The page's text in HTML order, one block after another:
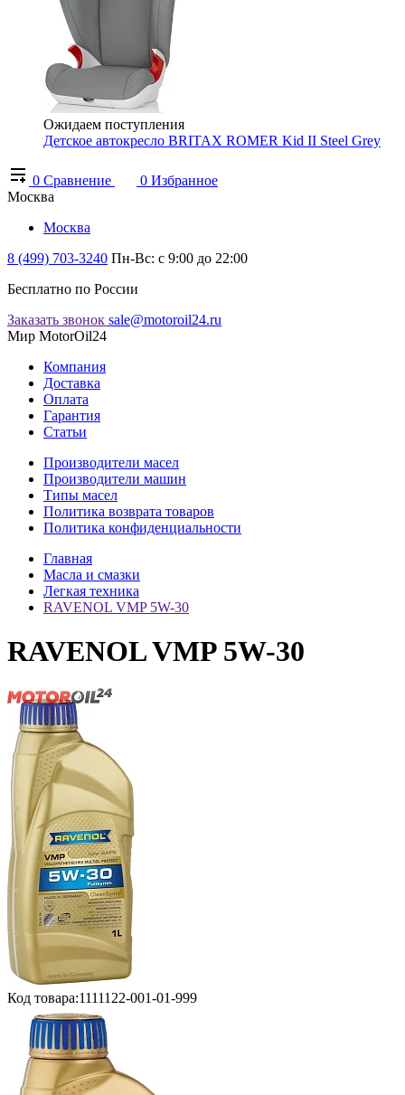
Ожидаем поступления
Детское автокресло BRITAX ROMER Kid II Steel Grey
0 Сравнение 0 Избранное
Москва
Москва
8 (499) 703-3240 Пн-Вс: с 9:00 до 22:00
Бесплатно по России
Заказать звонок sale@motoroil24.ru
Мир MotorOil24
Компания
Доставка
Оплата
Гарантия
Статьи
Производители масел
Производители машин
Типы масел
Политика возврата товаров
Политика конфиденциальности
Главная
Масла и смазки
Легкая техника
RAVENOL VMP 5W-30
RAVENOL VMP 5W-30
Код товара:1111122-001-01-999